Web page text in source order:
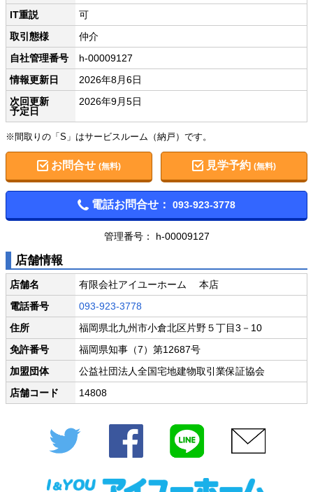
IT重説
可
取引態様
仲介
自社管理番号
h-00009127
情報更新日
2026年8月6日
次回更新
予定日
2026年9月5日
※間取りの「S」はサービスルーム（納戸）です。
お問合せ (無料) 見学予約(無料)
電話お問合せ： 093-923-3778
管理番号： h-00009127
店舗情報
店舗名
有限会社アイユーホーム 本店
電話番号
093-923-3778
住所
福岡県北九州市小倉北区片野５丁目3－10
免許番号
福岡県知事（7）第12687号
加盟団体
公益社団法人全国宅地建物取引業保証協会
店舗コード
14808
Twitter Facebook